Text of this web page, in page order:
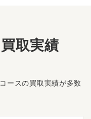
取実績
ースの買取実績が多数